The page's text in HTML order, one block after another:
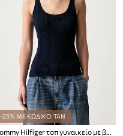
-25% ΜΕ ΚΩΔΙΚΟ: TAN
Tommy Hilfiger τοπ γυναικείο με βαμβάκι